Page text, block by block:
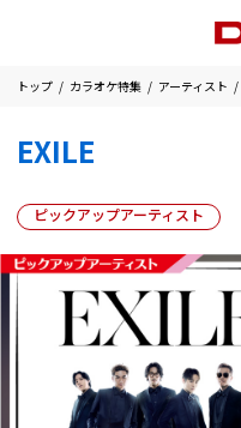
トップ カラオケ特集 アーティスト
EXILE
ピックアップアーティスト